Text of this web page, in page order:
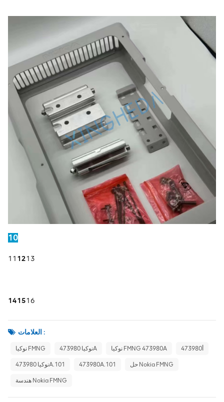
10
11 1213
141516
العلامات :
نوكيا FMNG نوكيا 473980A نوكيا FMNG 473980A 473980أ
نوكيا 473980A.101 473980A.101 حل Nokia FMNG
هندسة Nokia FMNG